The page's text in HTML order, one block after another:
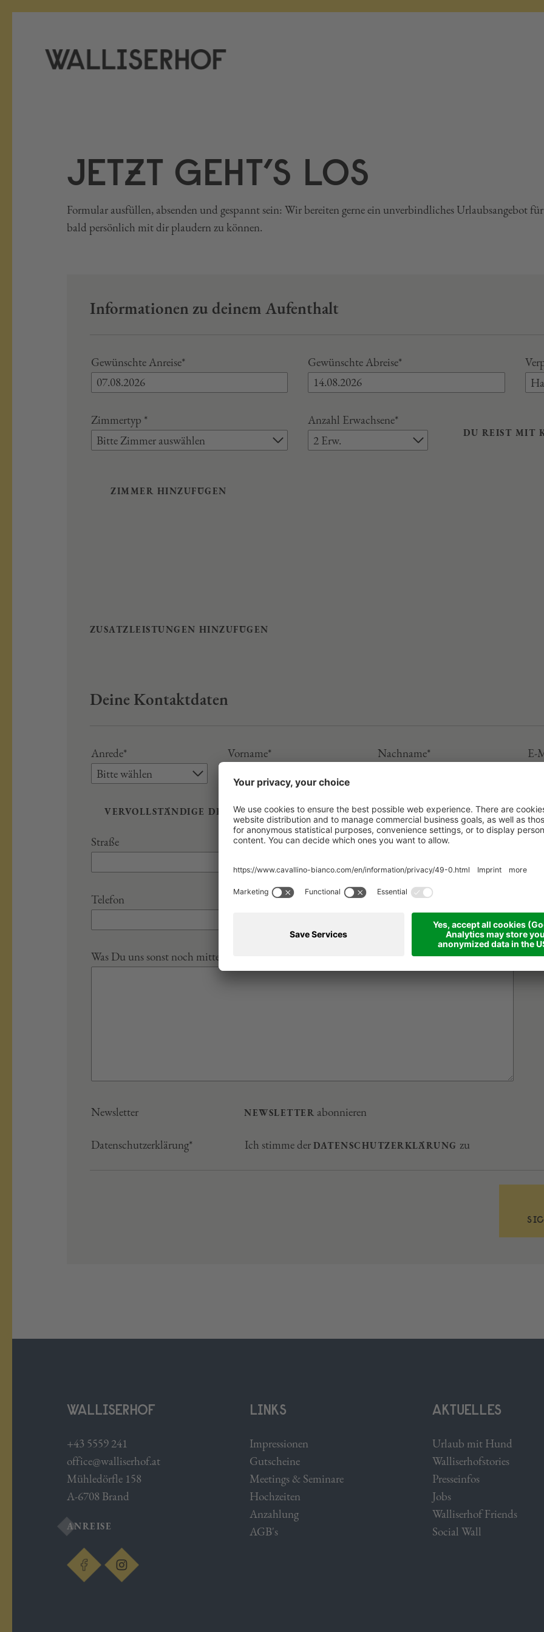
JETZT GEHT’S LOS
Formular ausfüllen, absenden und gespannt sein: Wir bereiten gerne ein unverbindliches Urlaubsangebot
bald persönlich mit dir plaudern zu können.
Informationen zu deinem Aufenthalt
Gewünschte Anreise* Gewünschte Abreise*
Zimmertyp *
Bitte Zimmer auswählen
Anzahl Erwachsene*
2 Erw.
DU REIST MIT
ZIMMER HINZUFÜGEN
ZUSATZLEISTUNGEN HINZUFÜGEN
Deine Kontaktdaten
Anrede*
Bitte wählen
Vorname* Nachname* E-
VERVOLLSTÄNDIGE DEINE DATEN
Straße PLZ Ort
Telefon
Was Du uns sonst noch mitteilen möchtest
Newsletter NEWSLETTER abonnieren
Datenschutzerklärung* Ich stimme derDATENSCHUTZERKLÄRUNG zu
WALLISERHOF
+43 5559 241
office@walliserhof.at
Mühledörfle 158
A-6708 Brand
ANREISE
LINKS
Impressionen
Gutscheine
Meetings & Seminare
Hochzeiten
Anzahlung
AGB's
AKTUELLES
Urlaub mit Hund
Walliserhofstories
Presseinfos
Jobs
Walliserhof Friends
Social Wall